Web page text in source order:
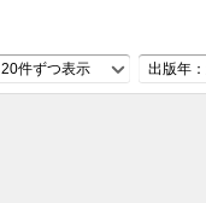
20件ずつ表示 出版年